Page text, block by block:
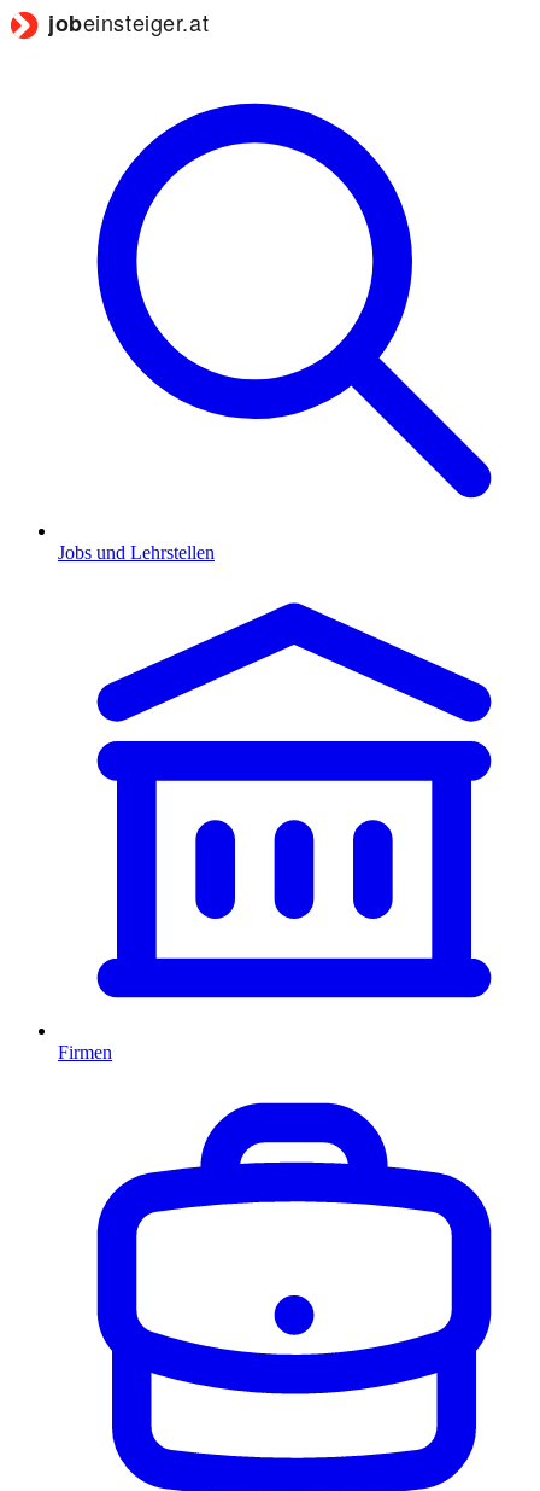
Jobs und Lehrstellen
Firmen